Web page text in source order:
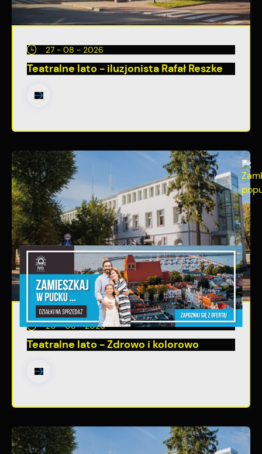
27 - 08 - 2026
Teatralne lato - iluzjonista Rafał Reszke
20 - 08 - 2026
Teatralne lato - Zdrowo i kolorowo